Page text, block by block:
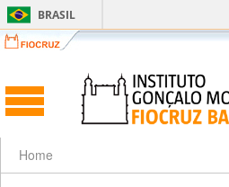
BRASIL
Home